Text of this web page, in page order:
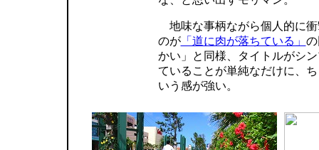
地味な事柄ながら個人的に
のが「道に肉が落ちている」
かい」と同様、タイトルがシ
ていることが単純なだけに、
いう感が強い。